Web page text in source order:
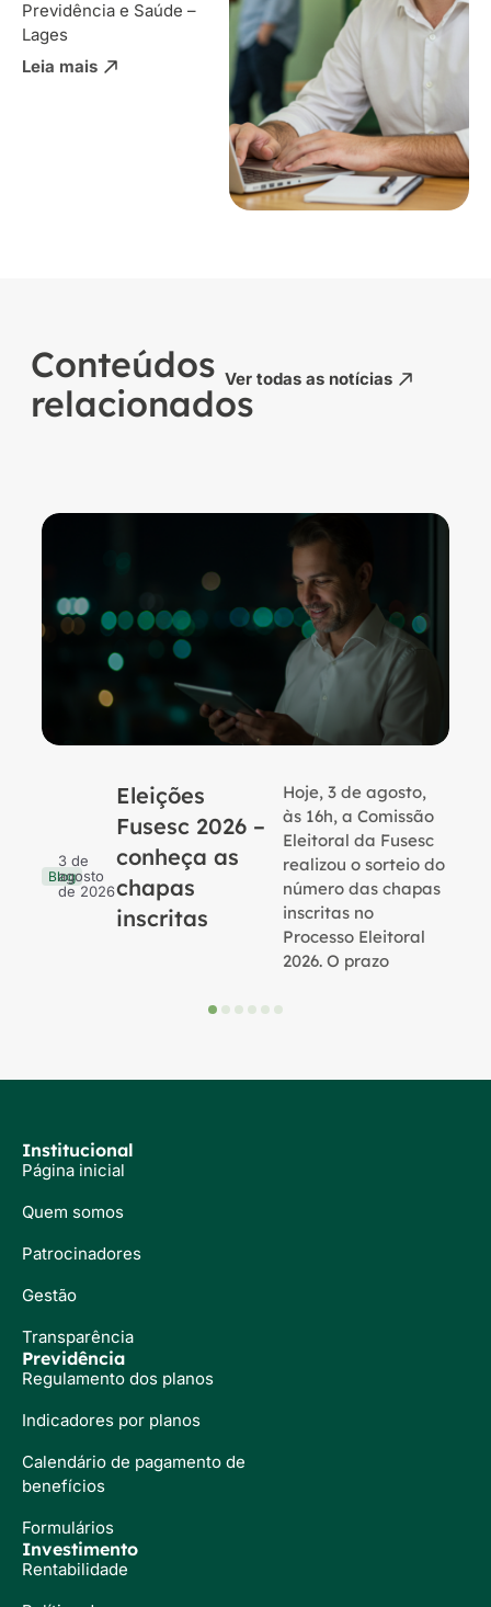
Previdência e Saúde –
Lages
Leia mais
Conteúdos
relacionados
Ver todas as notícias
Blog
3 de
agosto
de 2026
Eleições
Fusesc 2026 –
conheça as
chapas
inscritas
Hoje, 3 de agosto,
às 16h, a Comissão
Eleitoral da Fusesc
realizou o sorteio do
número das chapas
inscritas no
Processo Eleitoral
2026. O prazo
Institucional
Página inicial
Quem somos
Patrocinadores
Gestão
Transparência
Previdência
Regulamento dos planos
Indicadores por planos
Calendário de pagamento de
benefícios
Formulários
Investimento
Rentabilidade